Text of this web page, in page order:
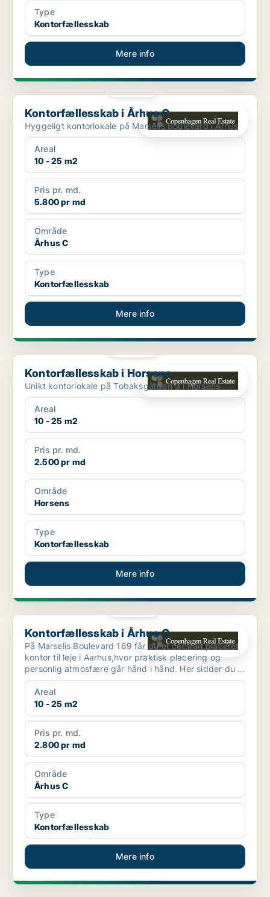
Type
Kontorfællesskab
Mere info
Kontorfællesskab i Århus C
Kontorfællesskab i Århus C
Hyggeligt kontorlokale på Marselis Boulevard i Århus
Areal
10 - 25 m2
Pris pr. md.
5.800 pr md
Område
Århus C
Type
Kontorfællesskab
Mere info
Kontorfællesskab i Horsens
Kontorfællesskab i Horsens
Unikt kontorlokale på Tobaksgården 3 i Horsens
Areal
10 - 25 m2
Pris pr. md.
2.500 pr md
Område
Horsens
Type
Kontorfællesskab
Mere info
Kontorfællesskab i Århus C
Kontorfællesskab i Århus C
På Marselis Boulevard 169 får du et centralt placeret
kontor til leje i Aarhus,hvor praktisk placering og
personlig atmosfære går hånd i hånd. Her sidder du ...
Areal
10 - 25 m2
Pris pr. md.
2.800 pr md
Område
Århus C
Type
Kontorfællesskab
Mere info